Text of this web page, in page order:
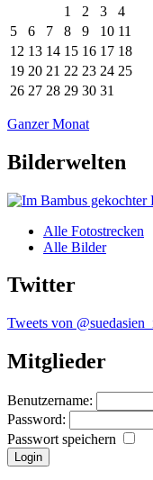
1
2 3
4
5
6 7 8 9 10 11
12 13 14 15 16 17 18
19 20 21 22 23 24 25
26 27 28 29 30 31
Ganzer Monat
Bilderwelten
Alle Fotostrecken
Alle Bilder
Twitter
Tweets von
Mitglieder
Benutzername:
Password:
Passwort speichern